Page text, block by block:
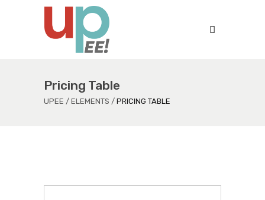
Pricing Table
UPEE / ELEMENTS / PRICING TABLE